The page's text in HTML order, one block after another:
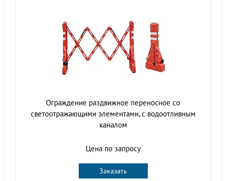
Ограждение раздвижное переносное со
светоотражающими элементами, с водоотливным
каналом
Цена по запросу
Заказать